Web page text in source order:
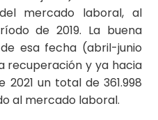
mercado laboral, al
de 2019. La buena
esa fecha (abril-junio
recuperación y ya hacia
un total de 361.998
al mercado laboral.